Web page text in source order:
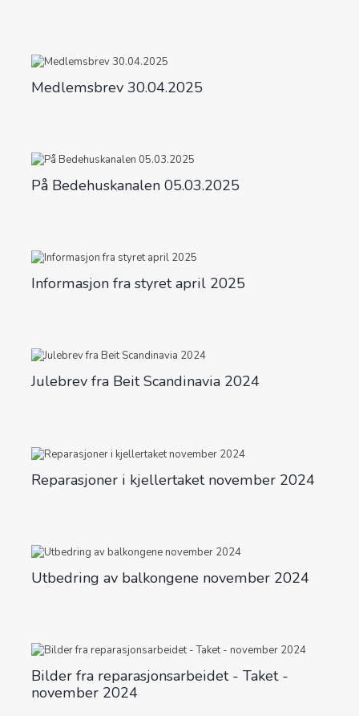
Medlemsbrev 30.04.2025
På Bedehuskanalen 05.03.2025
Informasjon fra styret april 2025
Julebrev fra Beit Scandinavia 2024
Reparasjoner i kjellertaket november 2024
Utbedring av balkongene november 2024
Bilder fra reparasjonsarbeidet - Taket -
november 2024